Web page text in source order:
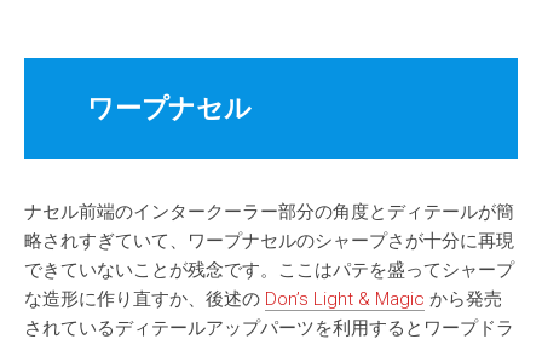
ワープナセル
ナセル前端のインタークーラー部分の角度とディテールが簡
略されすぎていて、ワープナセルのシャープさが十分に再現
できていないことが残念です。ここはパテを盛ってシャープ
な造形に作り直すか、後述の Don’s Light & Magic から発売
されているディテールアップパーツを利用するとワープドラ